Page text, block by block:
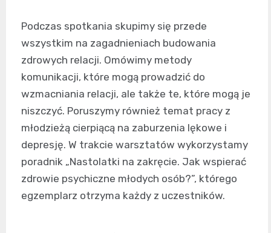
Podczas spotkania skupimy się przede
wszystkim na zagadnieniach budowania
zdrowych relacji. Omówimy metody
komunikacji, które mogą prowadzić do
wzmacniania relacji, ale także te, które mogą je
niszczyć. Poruszymy również temat pracy z
młodzieżą cierpiącą na zaburzenia lękowe i
depresję. W trakcie warsztatów wykorzystamy
poradnik „Nastolatki na zakręcie. Jak wspierać
zdrowie psychiczne młodych osób?”, którego
egzemplarz otrzyma każdy z uczestników.